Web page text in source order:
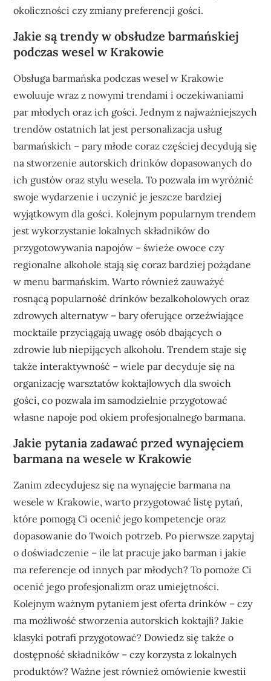
okoliczności czy zmiany preferencji gości.
Jakie są trendy w obsłudze barmańskiej
podczas wesel w Krakowie
Obsługa barmańska podczas wesel w Krakowie
ewoluuje wraz z nowymi trendami i oczekiwaniami
par młodych oraz ich gości. Jednym z najważniejszych
trendów ostatnich lat jest personalizacja usług
barmańskich – pary młode coraz częściej decydują się
na stworzenie autorskich drinków dopasowanych do
ich gustów oraz stylu wesela. To pozwala im wyróżnić
swoje wydarzenie i uczynić je jeszcze bardziej
wyjątkowym dla gości. Kolejnym popularnym trendem
jest wykorzystanie lokalnych składników do
przygotowywania napojów – świeże owoce czy
regionalne alkohole stają się coraz bardziej pożądane
w menu barmańskim. Warto również zauważyć
rosnącą popularność drinków bezalkoholowych oraz
zdrowych alternatyw – bary oferujące orzeźwiające
mocktaile przyciągają uwagę osób dbających o
zdrowie lub niepijących alkoholu. Trendem staje się
także interaktywność – wiele par decyduje się na
organizację warsztatów koktajlowych dla swoich
gości, co pozwala im samodzielnie przygotować
własne napoje pod okiem profesjonalnego barmana.
Jakie pytania zadawać przed wynajęciem
barmana na wesele w Krakowie
Zanim zdecydujesz się na wynajęcie barmana na
wesele w Krakowie, warto przygotować listę pytań,
które pomogą Ci ocenić jego kompetencje oraz
dopasowanie do Twoich potrzeb. Po pierwsze zapytaj
o doświadczenie – ile lat pracuje jako barman i jakie
ma referencje od innych par młodych? To pomoże Ci
ocenić jego profesjonalizm oraz umiejętności.
Kolejnym ważnym pytaniem jest oferta drinków – czy
ma możliwość stworzenia autorskich koktajli? Jakie
klasyki potrafi przygotować? Dowiedz się także o
dostępność składników – czy korzysta z lokalnych
produktów? Ważne jest również omówienie kwestii